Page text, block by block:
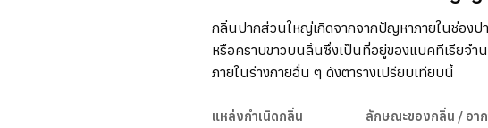
กลิ่นปากส่วนใหญ่เกิดจากจากปัญหาภายในช่องป
หรือคราบขาวบนลิ้นซึ่งเป็นที่อยู่ของแบคทีเรียจำ
ภายในร่างกายอื่น ๆ ดังตารางเปรียบเทียบนี้
แหล่งกำเนิดกลิ่น ลักษณะของกลิ่น / อา